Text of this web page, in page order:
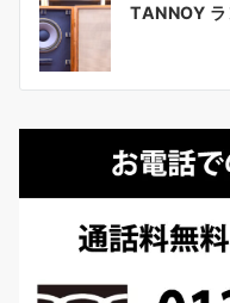
ョ
TANNOY